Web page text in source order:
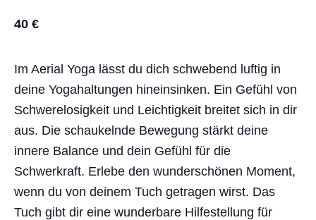
40 €
Im Aerial Yoga lässt du dich schwebend luftig in
deine Yogahaltungen hineinsinken. Ein Gefühl von
Schwerelosigkeit und Leichtigkeit breitet sich in dir
aus. Die schaukelnde Bewegung stärkt deine
innere Balance und dein Gefühl für die
Schwerkraft. Erlebe den wunderschönen Moment,
wenn du von deinem Tuch getragen wirst. Das
Tuch gibt dir eine wunderbare Hilfestellung für